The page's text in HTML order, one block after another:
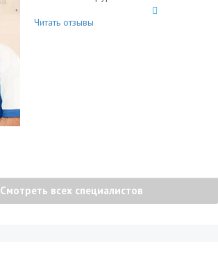
Читать отзывы
Смотреть всех специалистов